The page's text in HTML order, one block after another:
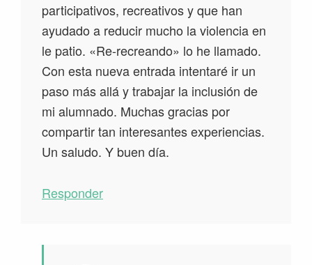
participativos, recreativos y que han
ayudado a reducir mucho la violencia en
le patio. «Re-recreando» lo he llamado.
Con esta nueva entrada intentaré ir un
paso más allá y trabajar la inclusión de
mi alumnado. Muchas gracias por
compartir tan interesantes experiencias.
Un saludo. Y buen día.
Responder